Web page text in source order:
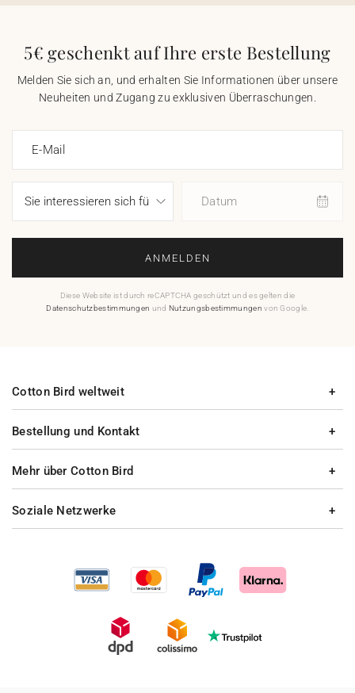
5€ geschenkt auf Ihre erste Bestellung
Melden Sie sich an, und erhalten Sie Informationen über unsere
Neuheiten und Zugang zu exklusiven Überraschungen.
E-Mail
Datum
ANMELDEN
Diese Website ist durch reCAPTCHA geschützt und es gelten die
Datenschutzbestimmungen und Nutzungsbestimmungen von Google.
Bestellung und Kontakt
Mehr über Cotton Bird
Cotton Bird weltweit
Soziale Netzwerke